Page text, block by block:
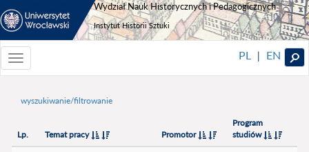
Wydział Nauk Historycznych i Pedagogicznych
Instytut Historii Sztuki
Toggle
navigationToggle
PL | EN
wyszukiwanie/filtrowanie
Lp. Temat pracy Promotor
Program
studiów